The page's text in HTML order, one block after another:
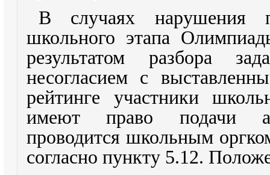
В случаях нарушения
школьного этапа
результатом разбора
несогласием с
рейтинге участники
имеют право подачи
проводится школьным
согласно пункту 5.12.